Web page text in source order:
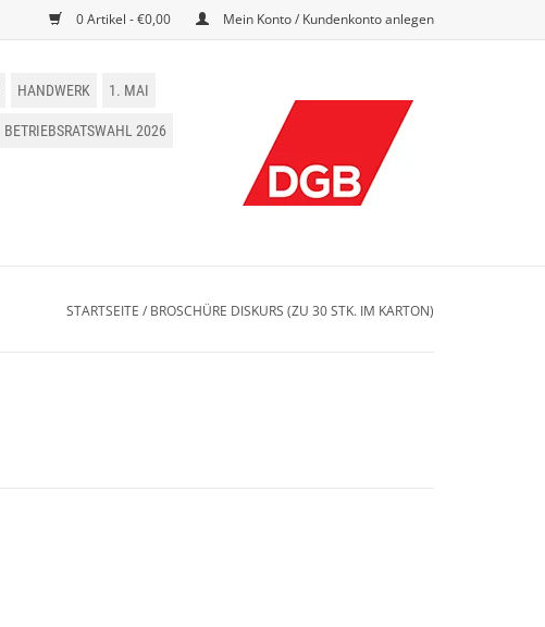
0 Artikel - €0,00 Mein Konto / Kundenkonto anlegen
HANDWERK 1. MAI
BETRIEBSRATSWAHL 2026
STARTSEITE / BROSCHÜRE DISKURS (ZU 30 STK. IM KARTON)